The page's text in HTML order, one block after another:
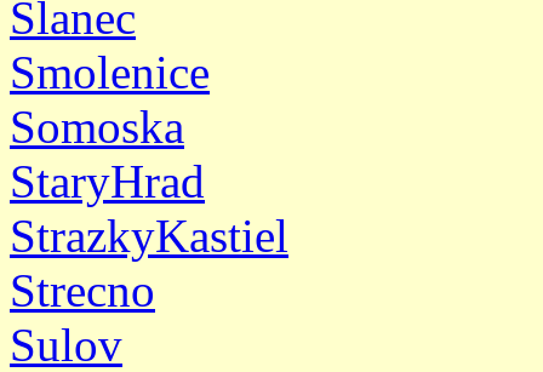
Slanec
Smolenice
Somoska
StaryHrad
StrazkyKastiel
Strecno
Sulov